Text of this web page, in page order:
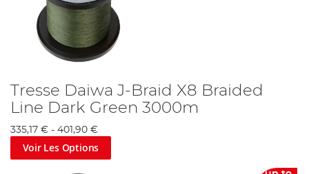
Tresse Daiwa J-Braid X8 Braided
Line Dark Green 3000m
335,17 € - 401,90 €
Voir Les Options